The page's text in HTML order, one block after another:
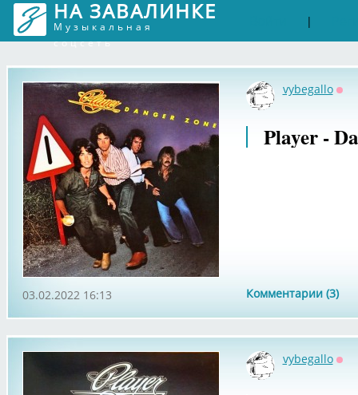
НА ЗАВАЛИНКЕ
Музыкальная
соцсеть
|
vybegallo
Player -
Комментарии (3)
03.02.2022 16:13
vybegallo